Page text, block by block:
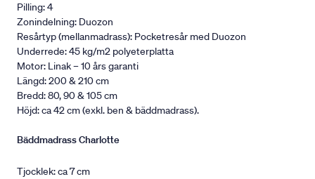
Pilling: 4
Zonindelning: Duozon
Resårtyp (mellanmadrass): Pocketresår med Duozon
Underrede: 45 kg/m2 polyeterplatta
Motor: Linak – 10 års garanti
Längd: 200 & 210 cm
Bredd: 80, 90 & 105 cm
Höjd: ca 42 cm (exkl. ben & bäddmadrass).
Bäddmadrass Charlotte
Tjocklek: ca 7 cm